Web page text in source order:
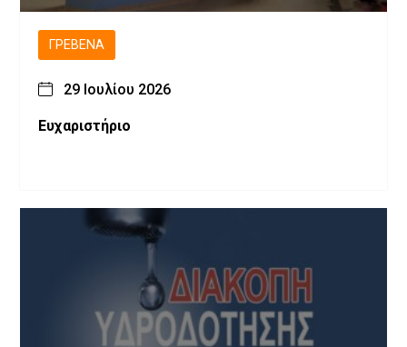
ΓΡΕΒΕΝΆ
29 Ιουλίου 2026
Ευχαριστήριο